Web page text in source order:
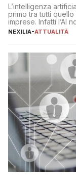
L’intelligenza
primo tra tutti
imprese. Infatti l’AI
realtà operativa
operazioni, bensì
NEXILIA-ATTUALITÀ